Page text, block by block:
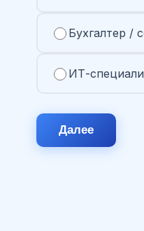
Бухгалтер /
ИТ-
Далее